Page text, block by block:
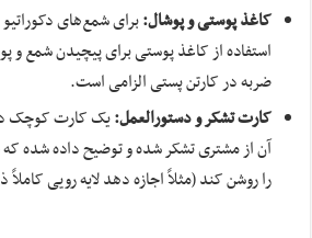
کاغذ پوستی و پوشال:برای شمع‌های
استفاده از کاغذ پوستی برای پیچیدن شمع و
ضربه در کارتن پستی الزامی است.
کارت تشکر و دستورالعمل:یک کارت کوچک
آن از مشتری تشکر شده و توضیح داده شده که
را روشن کند (مثلاً اجازه دهد لایه رویی